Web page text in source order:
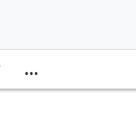
...